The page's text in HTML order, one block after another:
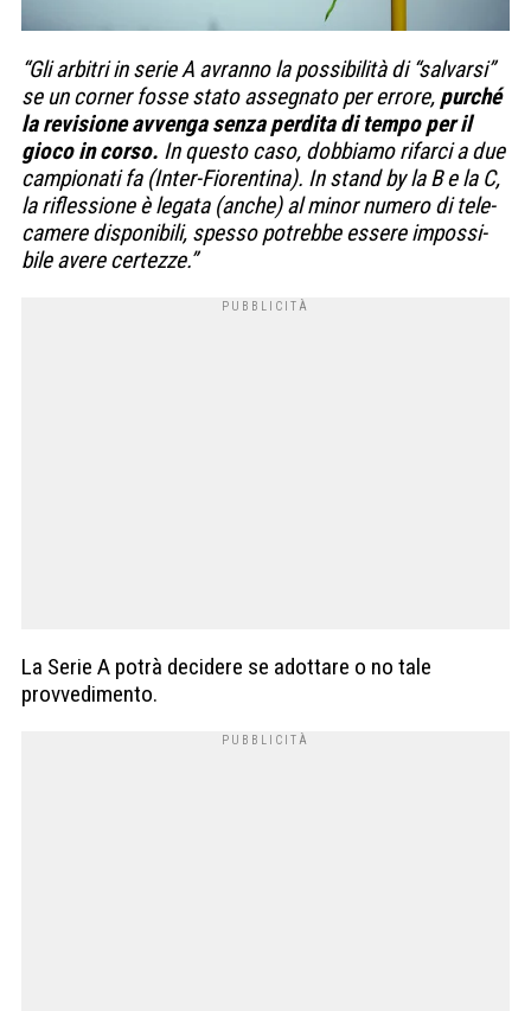
“Gli arbi­tri in serie A avranno la pos­si­bi­lità di “sal­varsi”
se un cor­ner fosse stato asse­gnato per errore, pur­ché
la revi­sione avvenga senza per­dita di tempo per il
gioco in corso. In que­sto caso, dob­biamo rifarci a due
cam­pio­nati fa (Inter-Fio­ren­tina). In stand by la B e la C,
la rifles­sione è legata (anche) al minor numero di tele­
ca­mere dispo­ni­bili, spesso potrebbe essere impos­si­
bile avere cer­tezze.”
La Serie A potrà decidere se adottare o no tale
provvedimento.